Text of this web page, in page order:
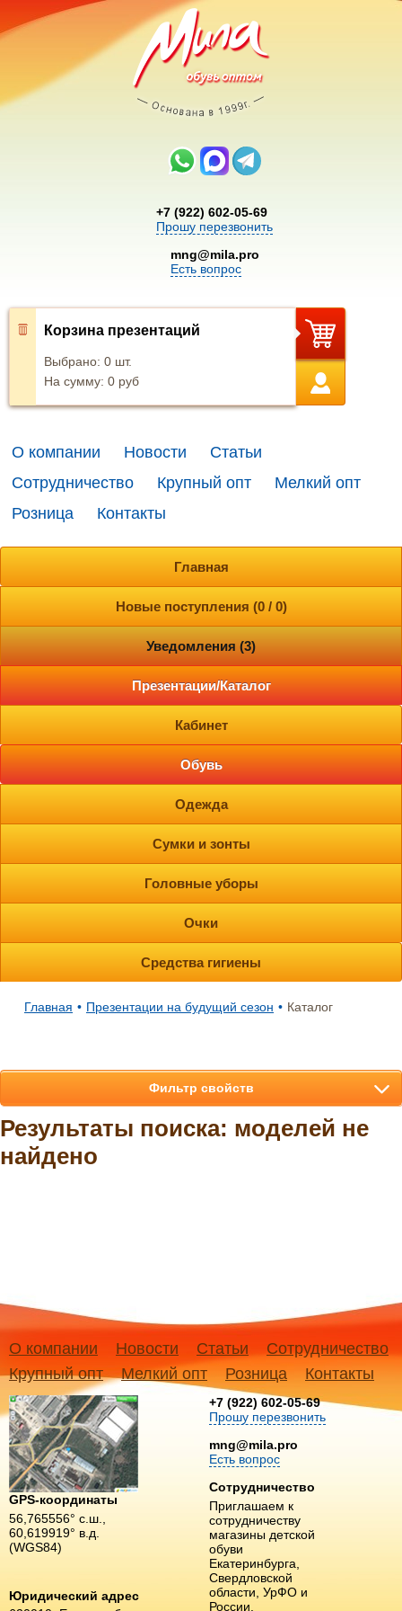
+7 (922) 602-05-69
Прошу перезвонить
mng@mila.pro
Есть вопрос
Корзина презентаций
Выбрано: 0 шт.
На сумму: 0 руб
О компании Новости
Статьи
Сотрудничество
Крупный опт
Мелкий опт
Розница
Контакты
Главная
Новые поступления (0 / 0)
Уведомления (3)
Презентации/Каталог
Кабинет
Обувь
Одежда
Сумки и зонты
Головные уборы
Очки
Средства гигиены
Главная • Презентации на будущий сезон • Каталог
Результаты поиска: моделей не
найдено
Фильтр свойств
О компании Новости Статьи
Сотрудничество
Крупный опт
Мелкий опт Розница Контакты
GPS-координаты
56,765556° с.ш.,
60,619919° в.д.
(WGS84)
Юридический адрес
+7 (922) 602-05-69
Прошу перезвонить
mng@mila.pro
Есть вопрос
Сотрудничество
Приглашаем к
сотрудничеству
магазины детской
обуви
Екатеринбурга,
Свердловской
области, УрФО и
России.